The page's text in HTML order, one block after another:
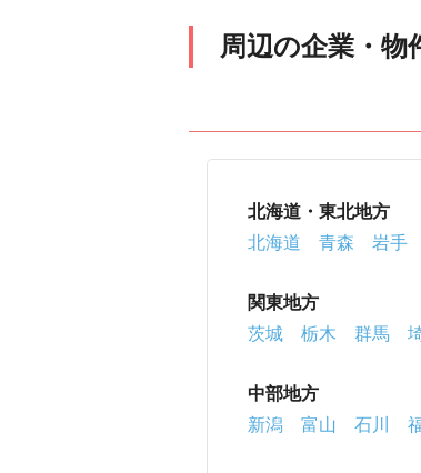
八丈島八丈町 青ヶ
周辺の企業・物
北海道・東北地方
北海道
青森 岩手
関東地方
茨城
栃木 群馬
中部地方
新潟
富山 石川